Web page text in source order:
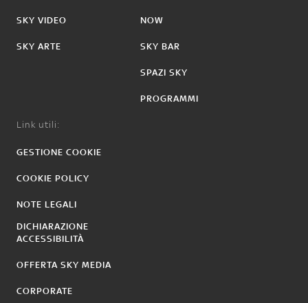
SKY VIDEO
SKY ARTE
NOW
SKY BAR
SPAZI SKY
PROGRAMMI
Link utili:
GESTIONE COOKIE
COOKIE POLICY
NOTE LEGALI
DICHIARAZIONE
ACCESSIBILITÀ
OFFERTA SKY MEDIA
CORPORATE